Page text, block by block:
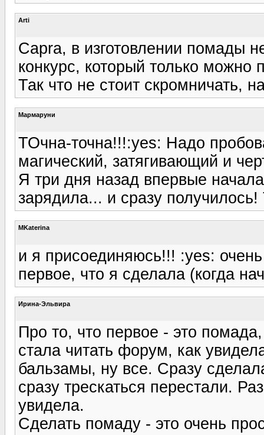
Arti
Capra, в изготовлении помады
конкурс, который только
Так что не стоит скромничать,
Мармаруни
ТОчна-точна!!!:yes: Надо
магический, затягивающий и
Я три дня назад впервые
зарядила... и сразу
MKaterina
и я присоединяюсь!!! :yes:
первое, что я сделала (когда
Ирина-Эльвира
Про то, что первое - это
стала читать форум, как
бальзамы, ну все. Сразу
сразу трескаться перестали.
увидела.
Сделать помаду - это очень